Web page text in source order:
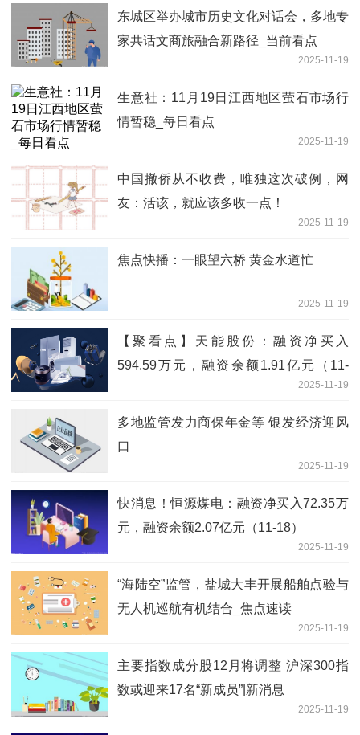
东城区举办城市历史文化对话会，多地专
家共话文商旅融合新路径_当前看点
2025-11-19
生意社：11月19日江西地区萤石市场行
情暂稳_每日看点
2025-11-19
中国撤侨从不收费，唯独这次破例，网
友：活该，就应该多收一点！
2025-11-19
焦点快播：一眼望六桥 黄金水道忙
2025-11-19
【聚看点】天能股份：融资净买入
594.59万元，融资余额1.91亿元（11-
2025-11-19
多地监管发力商保年金等 银发经济迎风
口
2025-11-19
快消息！恒源煤电：融资净买入72.35万
元，融资余额2.07亿元（11-18）
2025-11-19
“海陆空”监管，盐城大丰开展船舶点验与
无人机巡航有机结合_焦点速读
2025-11-19
主要指数成分股12月将调整 沪深300指
数或迎来17名“新成员”|新消息
2025-11-19